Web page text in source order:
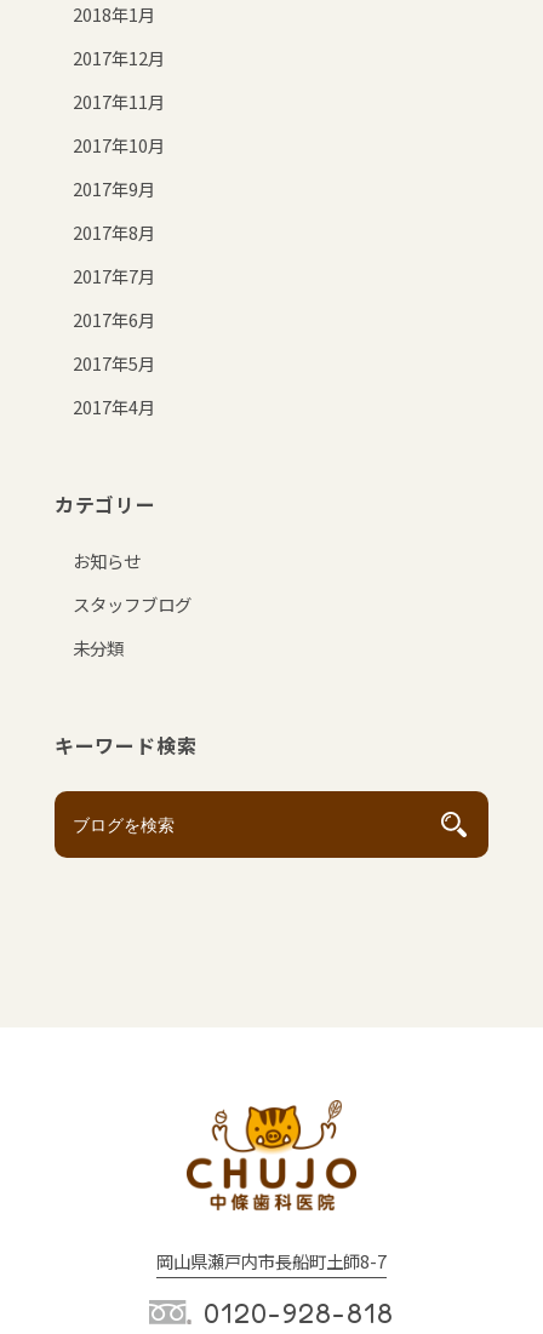
2018年1月
2017年12月
2017年11月
2017年10月
2017年9月
2017年8月
2017年7月
2017年6月
2017年5月
2017年4月
カテゴリー
お知らせ
スタッフブログ
未分類
キーワード検索
岡山県瀬戸内市長船町土師8-7
0120-928-818